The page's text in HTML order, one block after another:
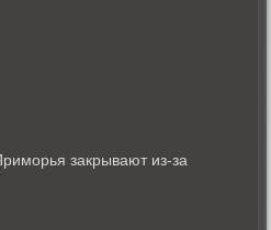
закрывают из-за